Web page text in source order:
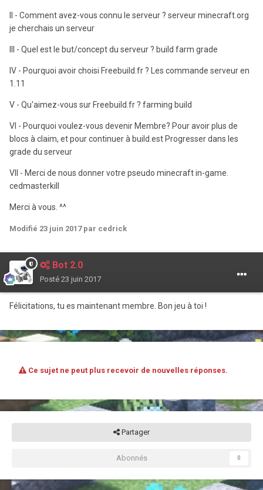
II - Comment avez-vous connu le serveur ? serveur minecraft.org
je cherchais un serveur
III - Quel est le but/concept du serveur ? build farm grade
IV - Pourquoi avoir choisi Freebuild.fr ? Les commande serveur en
1.11
V - Qu'aimez-vous sur Freebuild.fr ? farming build
VI - Pourquoi voulez-vous devenir Membre? Pour avoir plus de
blocs à claim, et pour continuer à build.est Progresser dans les
grade du serveur
VII - Merci de nous donner votre pseudo minecraft in-game.
cedmasterkill
Merci à vous. ^^
Modifié 23 juin 2017par cedrick
Bot 2.0
Posté 23 juin 2017
Félicitations, tu es maintenant membre. Bon jeu à toi !
Ce sujet ne peut plus recevoir de nouvelles réponses.
Partager
Abonnés 0